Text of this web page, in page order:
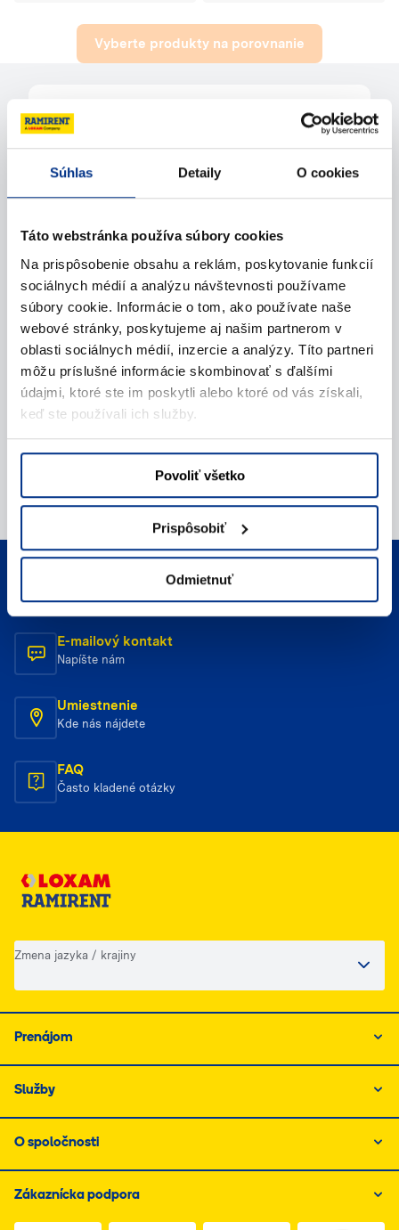
Súhlas Detaily O cookies
Táto webstránka používa súbory cookies
Na prispôsobenie obsahu a reklám, poskytovanie funkcií
sociálnych médií a analýzu návštevnosti používame
súbory cookie. Informácie o tom, ako používate naše
webové stránky, poskytujeme aj našim partnerom v
oblasti sociálnych médií, inzercie a analýzy. Títo partneri
môžu príslušné informácie skombinovať s ďalšími
údajmi, ktoré ste im poskytli alebo ktoré od vás získali,
keď ste používali ich služby.
Povoliť všetko
Prispôsobiť
Odmietnuť
Vyberte produkty na porovnanie
Potrebujete pomoc?
Kontaktujte nás
Zavolajte nám
Napíšte nám (e-mail)
Telefonický kontakt
E-mailový kontakt
Napíšte nám
Umiestnenie
Kde nás nájdete
FAQ
Často kladené otázky
Zmena jazyka / krajiny
Prenájom
Služby
O spoločnosti
Zákaznícka podpora